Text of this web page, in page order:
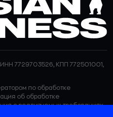
7729703526, КПП 772501001,
по обработке
об обработке
о реализуемых требованиях